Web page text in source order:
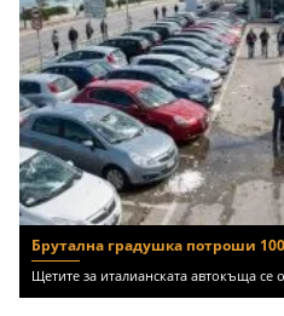
Брутална градушка потроши
Щетите за италианската автокъща се